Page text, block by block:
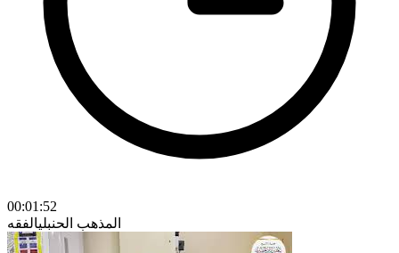
00:01:52
المذهب الحنبليالفقه